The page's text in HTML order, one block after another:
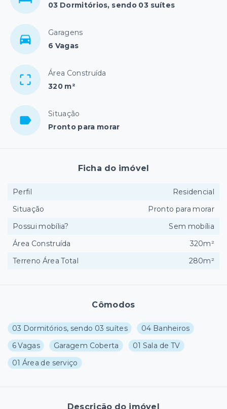
03 Dormitórios, sendo 03 suítes
Garagens
6 Vagas
Área Construída
320 m²
Situação
Pronto para morar
Cômodos
03 Dormitórios, sendo 03 suítes
04 Banheiros
6 Vagas
Garagem Coberta
01 Sala de TV
01 Área de serviço
Descrição do imóvel
Ficha do imóvel
Perfil
Residencial
Situação
Pronto para morar
Possui mobília?
Sem mobília
Área Construída
320m²
Terreno Área Total
280m²